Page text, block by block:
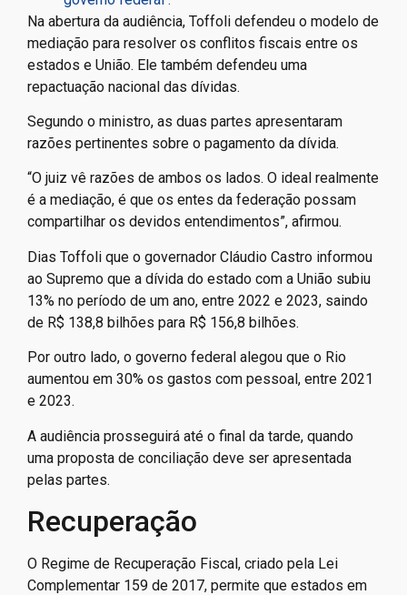
Na abertura da audiência, Toffoli defendeu o modelo de
mediação para resolver os conflitos fiscais entre os
estados e União. Ele também defendeu uma
repactuação nacional das dívidas.
Segundo o ministro, as duas partes apresentaram
razões pertinentes sobre o pagamento da dívida.
“O juiz vê razões de ambos os lados. O ideal realmente
é a mediação, é que os entes da federação possam
compartilhar os devidos entendimentos”, afirmou.
Dias Toffoli que o governador Cláudio Castro informou
ao Supremo que a dívida do estado com a União subiu
13% no período de um ano, entre 2022 e 2023, saindo
de R$ 138,8 bilhões para R$ 156,8 bilhões.
Por outro lado, o governo federal alegou que o Rio
aumentou em 30% os gastos com pessoal, entre 2021
e 2023.
A audiência prosseguirá até o final da tarde, quando
uma proposta de conciliação deve ser apresentada
pelas partes.
Recuperação
O Regime de Recuperação Fiscal, criado pela Lei
Complementar 159 de 2017, permite que estados em